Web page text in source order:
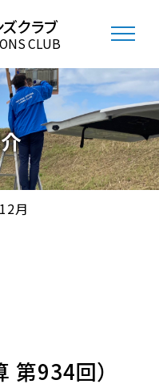
クラブ
CLUB
月
第934回）